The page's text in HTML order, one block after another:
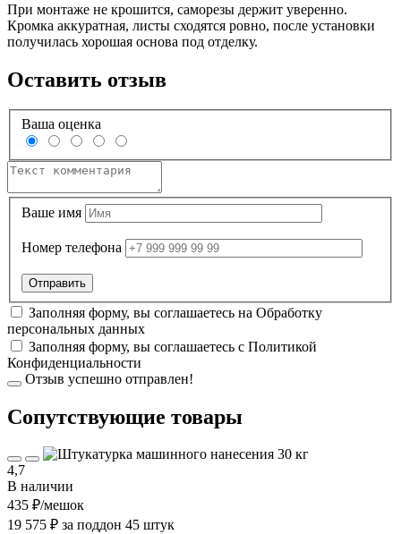
При монтаже не крошится, саморезы держит уверенно.
Кромка аккуратная, листы сходятся ровно, после установки
получилась хорошая основа под отделку.
Оставить отзыв
Ваша оценка
Ваше имя
Номер телефона
Заполняя форму, вы соглашаетесь на Обработку
персональных данных
Заполняя форму, вы соглашаетесь с Политикой
Конфиденциальности
Отзыв успешно отправлен!
Cопутствующие товары
4,7
В наличии
435 ₽/мешок
19 575 ₽ за поддон 45 штук